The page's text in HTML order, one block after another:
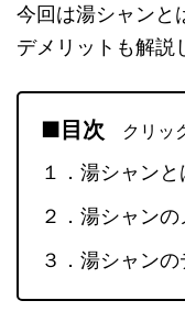
今回は湯シャンと
デメリットも解説
■目次 クリッ
１．湯シャンと
２．湯シャンの
３．湯シャンの